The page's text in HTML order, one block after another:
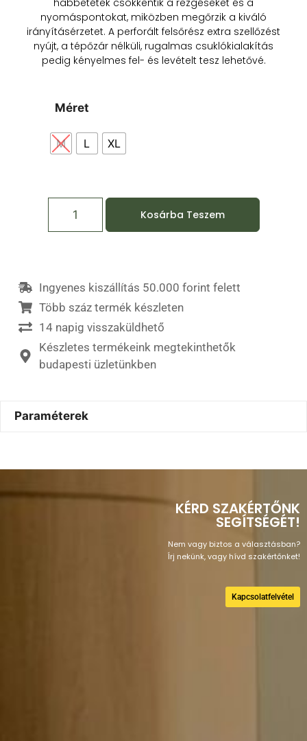
nyomáspontokat, miközben megőrzik a kiváló
irányításérzetet. A perforált felsőrész extra szellőzést
nyújt, a tépőzár nélküli, rugalmas csuklókialakítás
pedig kényelmes fel- és levételt tesz lehetővé.
Méret
M L XL
Kosárba Teszem
Ingyenes kiszállítás 50.000 forint felett
Több száz termék készleten
14 napig visszaküldhető
Készletes termékeink megtekinthetők
budapesti üzletünkben
Paraméterek
KÉRD SZAKÉRTŐNK
SEGÍTSÉGÉT!
Nem vagy biztos a választásban?
Írj nekünk, vagy hívd szakértőnket!
Kapcsolatfelvétel